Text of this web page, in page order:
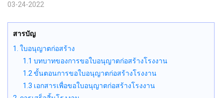
03-24-2022
สารบัญ
1. ใบอนุญาตก่อสร้าง
1.1 บทบาทของการขอใบอนุญาตก่อสร้างโรงงาน
1.2 ขั้นตอนการขอใบอนุญาตก่อสร้างโรงงาน
1.3 เอกสารเพื่อขอใบอนุญาตก่อสร้างโรงงาน